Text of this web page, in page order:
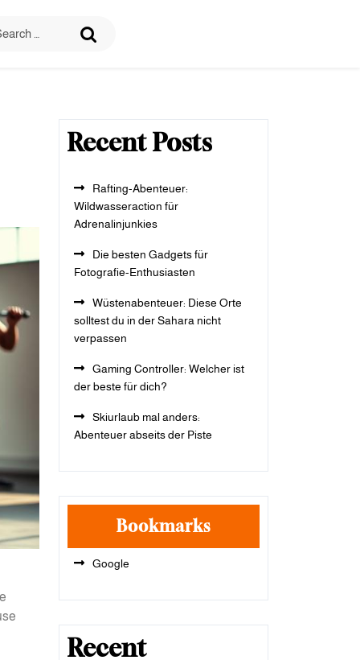
Recent Posts
Rafting-Abenteuer:
Wildwasseraction für
Adrenalinjunkies
Die besten Gadgets für
Fotografie-Enthusiasten
Wüstenabenteuer: Diese Orte
solltest du in der Sahara nicht
verpassen
Gaming Controller: Welcher ist
der beste für dich?
Skiurlaub mal anders:
Abenteuer abseits der Piste
Bookmarks
Google
Recent